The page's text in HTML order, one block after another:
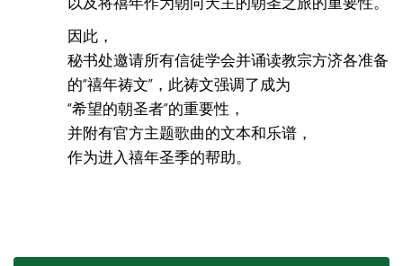
因此，
秘书处邀请所有信徒学会并诵读教宗方济各准备
的“禧年祷文”，此祷文强调了成为
“希望的朝圣者”的重要性，
并附有官方主题歌曲的文本和乐谱，
作为进入禧年圣季的帮助。